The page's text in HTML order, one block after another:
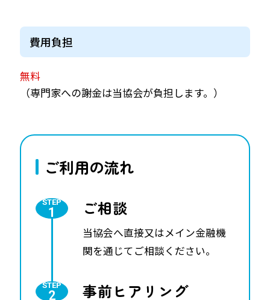
費用負担
無料
（専門家への謝金は当協会が負担します。）
ご利用の流れ
ご相談
当協会へ直接又はメイン金融機
関を通じてご相談ください。
事前ヒアリング